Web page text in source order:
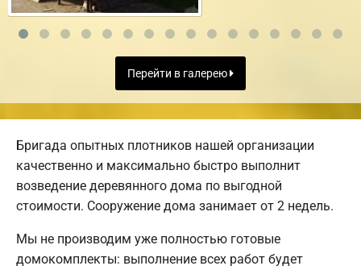
Перейти в галерею
Бригада опытных плотников нашей организации
качественно и максимально быстро выполнит
возведение деревянного дома по выгодной
стоимости. Сооружение дома занимает от 2 недель.
Мы не производим уже полностью готовые
домокомплекты: выполнение всех работ будет